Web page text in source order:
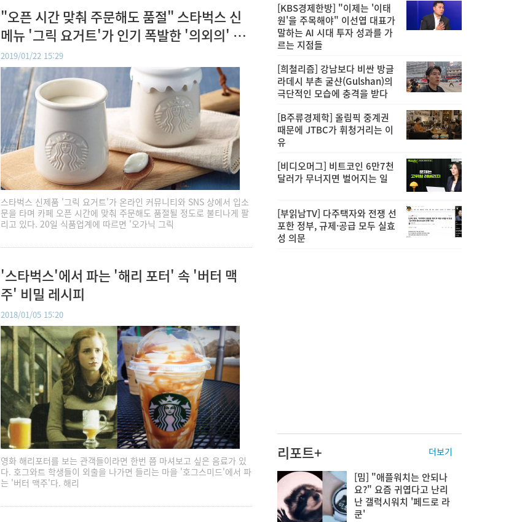
"오픈 시간 맞춰 주문해도 품절" 스타벅스 신
메뉴 '그릭 요거트'가 인기 폭발한 '의외의' 이
유
2019/01/22 15:29
스타벅스 신제품 '그릭 요거트'가 온라인 커뮤니티와 SNS 상에서 입소
문을 타며 카페 오픈 시간에 맞춰 주문해도 품절될 정도로 불티나게 팔
리고 있다. 20일 식품업계에 따르면 '오가닉 그릭
'스타벅스'에서 파는 '해리 포터' 속 '버터 맥
주' 비밀 레시피
2018/01/05 15:20
영화 해리포터를 보는 관객들이라면 한번 쯤 마셔보고 싶은 음료가 있
다. 호그와트 학생들이 외출을 나가면 들리는 마을 '호그스미드'에서 파
는 '버터 맥주'다. 해리
[KBS경제한방] "이제는 '이태
원'을 주목해야" 이선엽 대표가
말하는 AI 시대 투자 성과를 가
르는 지점들
[희철리즘] 강남보다 비싼 방글
라데시 부촌 굴샨(Gulshan)의
극단적인 모습에 충격을 받다
[B주류경제학] 올림픽 중계권
때문에 JTBC가 휘청거리는 이
유
[비디오머그] 비트코인 6만7천
달러가 무너지면 벌어지는 일
[부읽남TV] 다주택자와 전쟁 선
포한 정부, 규제·공급 모두 실효
성 의문
리포트+ 더보기
[밈] "애플워치는 안되나
요?" 요즘 귀엽다고 난리
난 갤럭시워치 '페드로 라
쿤'